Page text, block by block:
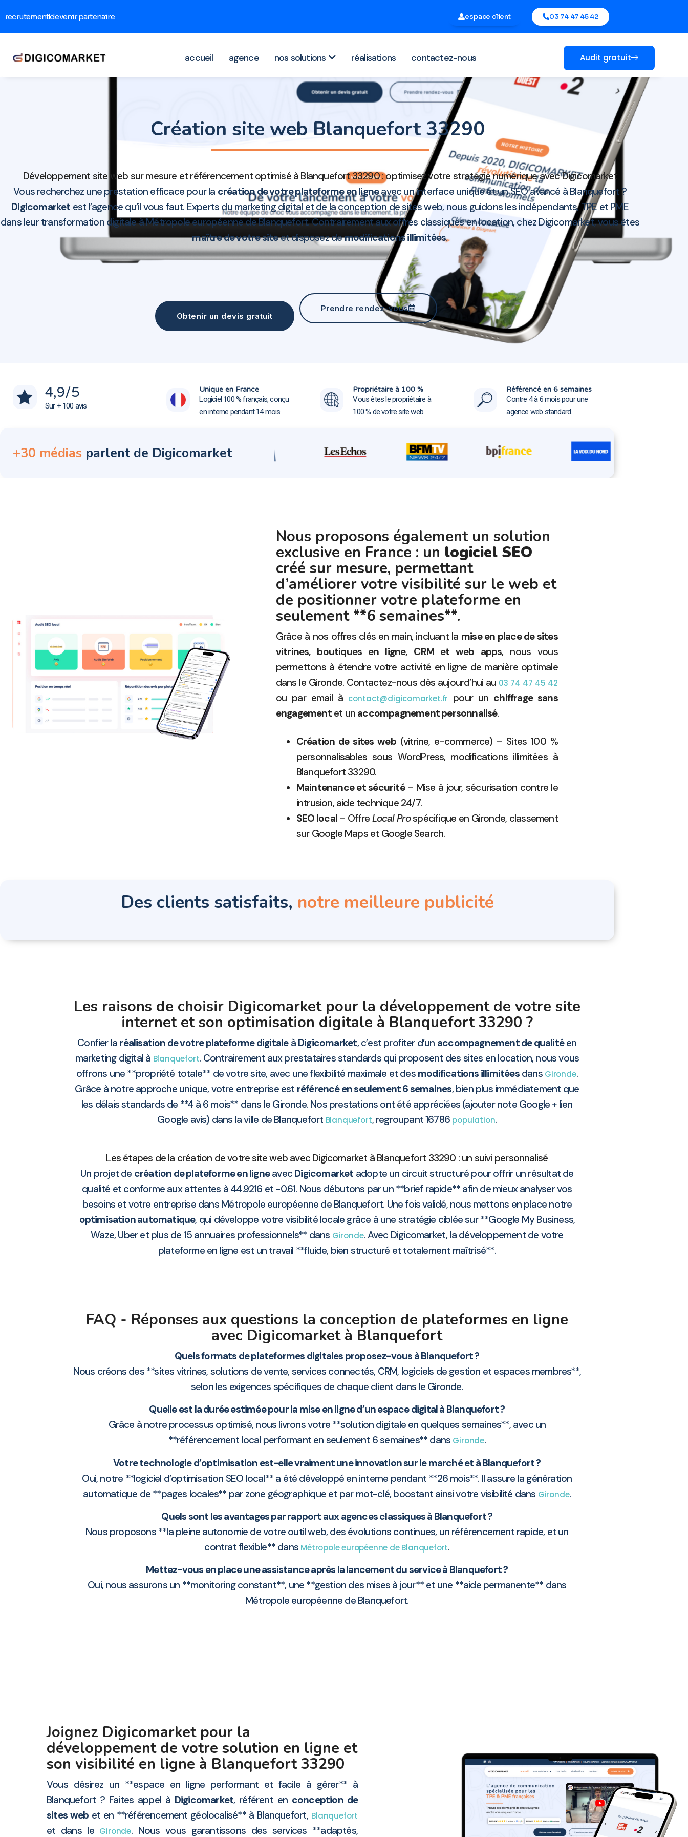
recrutementdevenir partenaire espace client 03 74 47 45 42
accueil agence nos solutions réalisations contactez-nous Audit gratuit
Création site web Blanquefort 33290
Développement site web sur mesure et référencement optimisé à Blanquefort 33290 : optimisez votre stratégie numérique avec Digicomarket
Vous recherchez une prestation efficace pour la création de votre plateforme en ligneavec un interface unique et un SEO avancé à Blanquefort ?
Digicomarket est l’agence qu’il vous faut. Experts du marketing digital et de la conception de sites web, nous guidons les indépendants, TPE et PME
dans leur transformation digitale à Métropole européenne de Blanquefort. Contrairement aux offres classiques en location, chez Digicomarket, vous êtes
maître de votre siteet disposez demodifications illimitées.
Obtenir un devis gratuit
Prendre rendez-vous
4,9/5
Sur + 100 avis
Unique en France
Logiciel 100 % français, conçu
en interne pendant 14 mois
Propriétaire à 100 %
Vous êtes le propriétaire à
100 % de votre site web
Référencé en 6 semaines
Contre 4 à 6 mois pour une
agence web standard.
+30 médias parlent de Digicomarket
Nous proposons également un solution
exclusive en France : un logiciel SEO
créé sur mesure, permettant
d’améliorer votre visibilité sur le web et
de positionner votre plateforme en
seulement **6 semaines**.
Grâce à nos offres clés en main, incluant la mise en place de sites
vitrines, boutiques en ligne, CRM et web apps, nous vous
permettons à étendre votre activité en ligne de manière optimale
dans le Gironde. Contactez-nous dès aujourd’hui au 03 74 47 45 42
ou par email à contact@digicomarket.fr pour un chiffrage sans
engagementet un accompagnement personnalisé.
Création de sites web(vitrine, e-commerce) – Sites 100 %
personnalisables sous WordPress, modifications illimitées à
Blanquefort 33290.
Maintenance et sécurité– Mise à jour, sécurisation contre le
intrusion, aide technique 24/7.
SEO local– Offre Local Prospécifique en Gironde, classement
sur Google Maps et Google Search.
Des clients satisfaits, notre meilleure publicité
Les raisons de choisir Digicomarket pour la développement de votre site
internet et son optimisation digitale à Blanquefort 33290 ?
Confier la réalisation de votre plateforme digitaleà Digicomarket, c’est profiter d’un accompagnement de qualitéen
marketing digital à Blanquefort. Contrairement aux prestataires standards qui proposent des sites en location, nous vous
offrons une **propriété totale** de votre site, avec une flexibilité maximale et des modifications illimitéesdans Gironde.
Grâce à notre approche unique, votre entreprise est référencé en seulement 6 semaines, bien plus immédiatement que
les délais standards de **4 à 6 mois** dans le Gironde. Nos prestations ont été appréciées (ajouter note Google + lien
Google avis) dans la ville de Blanquefort Blanquefort, regroupant 16786 population.
Les étapes de la création de votre site web avec Digicomarket à Blanquefort 33290 : un suivi personnalisé
Un projet de création de plateforme en ligneavec Digicomarket adopte un circuit structuré pour offrir un résultat de
qualité et conforme aux attentes à 44.9216 et -0.61. Nous débutons par un **brief rapide** afin de mieux analyser vos
besoins et votre entreprise dans Métropole européenne de Blanquefort. Une fois validé, nous mettons en place notre
optimisation automatique, qui développe votre visibilité locale grâce à une stratégie ciblée sur **Google My Business,
Waze, Uber et plus de 15 annuaires professionnels** dans Gironde. Avec Digicomarket, la développement de votre
plateforme en ligne est un travail **fluide, bien structuré et totalement maîtrisé**.
FAQ - Réponses aux questions la conception de plateformes en ligne
avec Digicomarket à Blanquefort
Quels formats de plateformes digitales proposez-vous à Blanquefort ?
Nous créons des **sites vitrines, solutions de vente, services connectés, CRM, logiciels de gestion et espaces membres**,
selon les exigences spécifiques de chaque client dans le Gironde.
Quelle est la durée estimée pour la mise en ligne d’un espace digital à Blanquefort ?
Grâce à notre processus optimisé, nous livrons votre **solution digitale en quelques semaines**, avec un
**référencement local performant en seulement 6 semaines** dans Gironde.
Votre technologie d’optimisation est-elle vraiment une innovation sur le marché et à Blanquefort ?
Oui, notre **logiciel d’optimisation SEO local** a été développé en interne pendant **26 mois**. Il assure la génération
automatique de **pages locales** par zone géographique et par mot-clé, boostant ainsi votre visibilité dans Gironde.
Quels sont les avantages par rapport aux agences classiques à Blanquefort ?
Nous proposons **la pleine autonomie de votre outil web, des évolutions continues, un référencement rapide, et un
contrat flexible** dans Métropole européenne de Blanquefort.
Mettez-vous en place une assistance après la lancement du service à Blanquefort ?
Oui, nous assurons un **monitoring constant**, une **gestion des mises à jour** et une **aide permanente** dans
Métropole européenne de Blanquefort.
Joignez Digicomarket pour la
développement de votre solution en ligne et
son visibilité en ligne à Blanquefort 33290
Vous désirez un **espace en ligne performant et facile à gérer** à
Blanquefort ? Faites appel à Digicomarket, référent en conception de
sites web et en **référencement géolocalisé** à Blanquefort, Blanquefort
et dans le Gironde. Nous vous garantissons des services **adaptés,